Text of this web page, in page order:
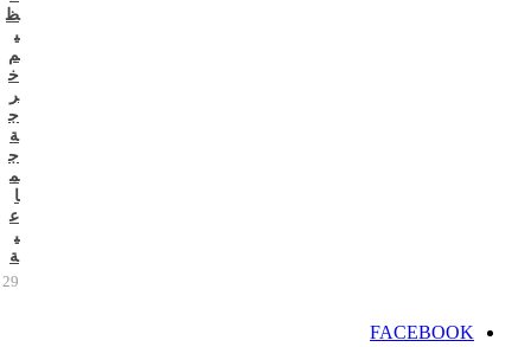
ظ
ي
م
خ
ر
ج
ة
ج
م
ا
ع
ي
ة
29 يوليو 2026
FACEBOOK